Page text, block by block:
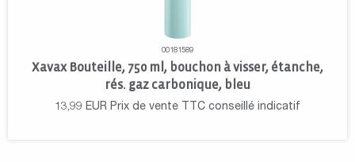
00181589
Xavax Bouteille, 750 ml, bouchon à visser, étanche,
rés. gaz carbonique, bleu
13,99 EUR Prix de vente TTC conseillé indicatif